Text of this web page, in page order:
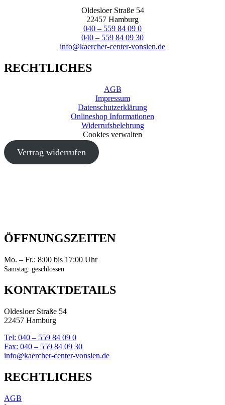
Oldesloer Straße 54
22457 Hamburg
040 – 559 84 09 0
040 – 559 84 09 30
info@kaercher-center-vonsien.de
RECHTLICHES
AGB
Impressum
Datenschutzerklärung
Onlineshop Informationen
Widerrufsbelehrung
Cookies verwalten
Vertrag widerrufen
ÖFFNUNGSZEITEN
Mo. – Fr.: 8:00 bis 17:00 Uhr
Samstag: geschlossen
KONTAKTDETAILS
Oldesloer Straße 54
22457 Hamburg
Tel: 040 – 559 84 09 0
Fax: 040 – 559 84 09 30
info@kaercher-center-vonsien.de
RECHTLICHES
AGB